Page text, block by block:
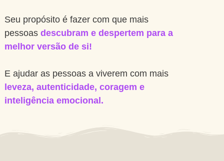
Seu propósito é fazer com que mais
pessoas descubram e despertem para a
melhor versão de si!
E ajudar as pessoas a viverem com mais
leveza, autenticidade, coragem e
inteligência emocional.